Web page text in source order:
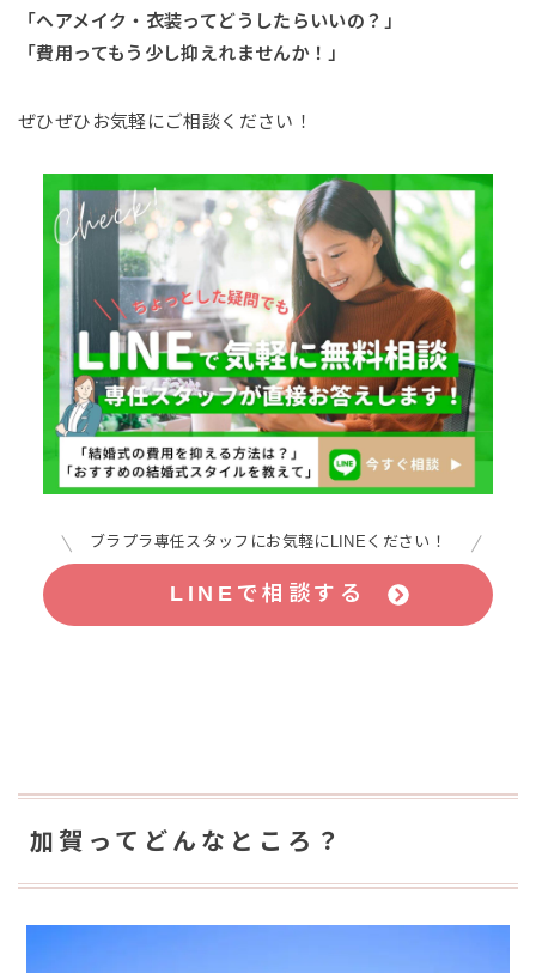
「ヘアメイク・衣装ってどうしたらいいの？」
「費用ってもう少し抑えれませんか！」
ぜひぜひお気軽にご相談ください！
ブラプラ専任スタッフにお気軽にLINEください！
LINEで相談する
加賀ってどんなところ？